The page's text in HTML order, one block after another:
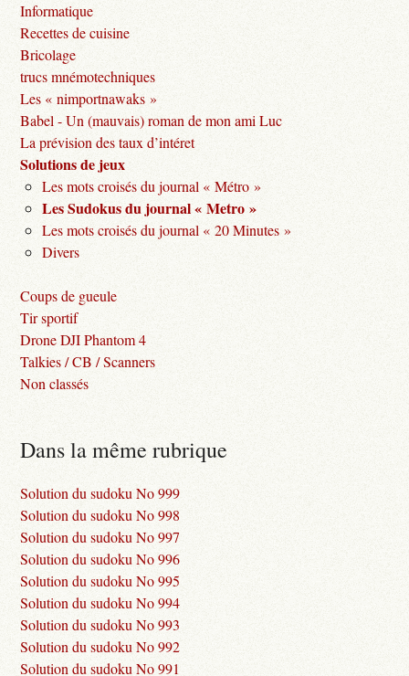
Informatique
Recettes de cuisine
Bricolage
trucs mnémotechniques
Les « nimportnawaks »
Babel - Un (mauvais) roman de mon ami Luc
La prévision des taux d’intéret
Solutions de jeux
Les mots croisés du journal « Métro »
Les Sudokus du journal « Metro »
Les mots croisés du journal « 20 Minutes »
Divers
Coups de gueule
Tir sportif
Drone DJI Phantom 4
Talkies / CB / Scanners
Non classés
Dans la même rubrique
Solution du sudoku No 999
Solution du sudoku No 998
Solution du sudoku No 997
Solution du sudoku No 996
Solution du sudoku No 995
Solution du sudoku No 994
Solution du sudoku No 993
Solution du sudoku No 992
Solution du sudoku No 991